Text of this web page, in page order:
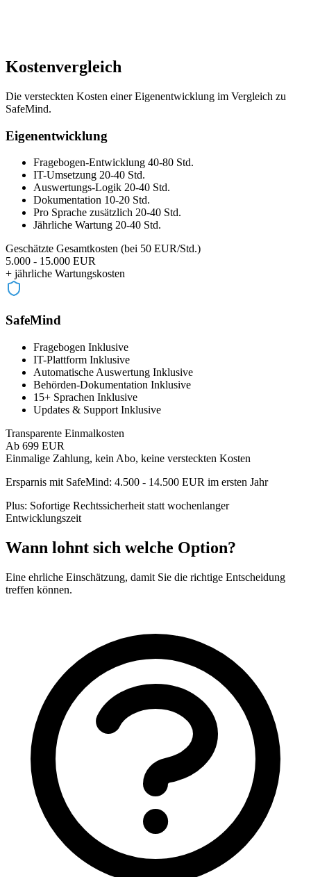
Kostenvergleich
Die versteckten Kosten einer Eigenentwicklung im Vergleich zu
SafeMind.
Eigenentwicklung
Fragebogen-Entwicklung 40-80 Std.
IT-Umsetzung 20-40 Std.
Auswertungs-Logik 20-40 Std.
Dokumentation 10-20 Std.
Pro Sprache zusätzlich 20-40 Std.
Jährliche Wartung 20-40 Std.
Geschätzte Gesamtkosten (bei 50 EUR/Std.)
5.000 - 15.000 EUR
+ jährliche Wartungskosten
SafeMind
Fragebogen Inklusive
IT-Plattform Inklusive
Automatische Auswertung Inklusive
Behörden-Dokumentation Inklusive
15+ Sprachen Inklusive
Updates & Support Inklusive
Transparente Einmalkosten
Ab 699 EUR
Einmalige Zahlung, kein Abo, keine versteckten Kosten
Ersparnis mit SafeMind: 4.500 - 14.500 EUR im ersten Jahr
Plus: Sofortige Rechtssicherheit statt wochenlanger
Entwicklungszeit
Wann lohnt sich welche Option?
Eine ehrliche Einschätzung, damit Sie die richtige Entscheidung
treffen können.